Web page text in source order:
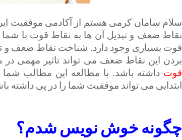
سلام سامان کرمی هستم از آکادمی موفقیت
نقاط ضعف و تبدیل آن ها به نقاط قوت با
قوت بسیاری وجود دارد. شناخت نقاط ضعف و
بردن این نقاط ضعف می تواند تاثیر مهمی در
قوت داشته باشد. با مطالعه این مطالب
ابتدایی می تواند موفقیت شما را در پی داشته
چگونه خوش نویس شدم؟